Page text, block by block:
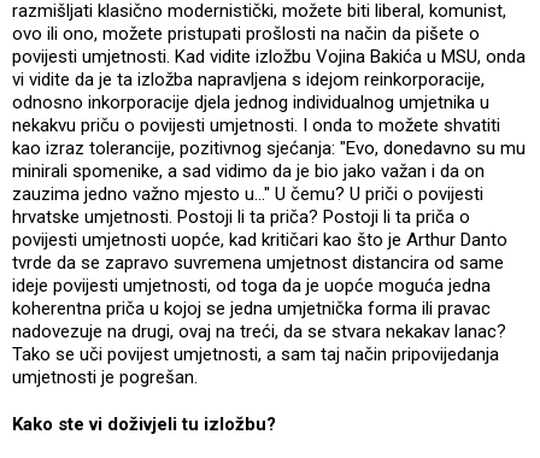
razmišljati klasično modernistički, možete biti liberal, komunist,
ovo ili ono, možete pristupati prošlosti na način da pišete o
povijesti umjetnosti. Kad vidite izložbu Vojina Bakića u MSU, onda
vi vidite da je ta izložba napravljena s idejom reinkorporacije,
odnosno inkorporacije djela jednog individualnog umjetnika u
nekakvu priču o povijesti umjetnosti. I onda to možete shvatiti
kao izraz tolerancije, pozitivnog sjećanja: "Evo, donedavno su mu
minirali spomenike, a sad vidimo da je bio jako važan i da on
zauzima jedno važno mjesto u..." U čemu? U priči o povijesti
hrvatske umjetnosti. Postoji li ta priča? Postoji li ta priča o
povijesti umjetnosti uopće, kad kritičari kao što je Arthur Danto
tvrde da se zapravo suvremena umjetnost distancira od same
ideje povijesti umjetnosti, od toga da je uopće moguća jedna
koherentna priča u kojoj se jedna umjetnička forma ili pravac
nadovezuje na drugi, ovaj na treći, da se stvara nekakav lanac?
Tako se uči povijest umjetnosti, a sam taj način pripovijedanja
umjetnosti je pogrešan.
Kako ste vi doživjeli tu izložbu?